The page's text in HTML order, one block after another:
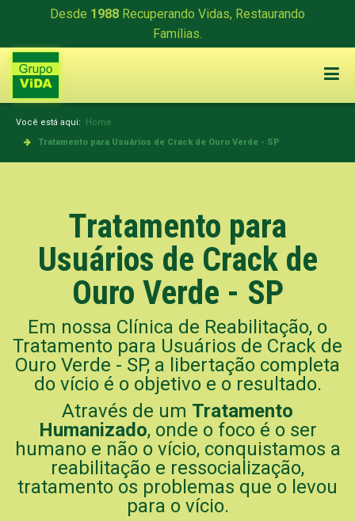
Desde 1988 Recuperando Vidas, Restaurando
Famílias.
Você está aqui: Home
Tratamento para Usuários de Crack de Ouro Verde - SP
Tratamento para
Usuários de Crack de
Ouro Verde - SP
Em nossa Clínica de Reabilitação, o
Tratamento para Usuários de Crack de
Ouro Verde - SP, a libertação completa
do vício é o objetivo e o resultado.
Através de um Tratamento
Humanizado, onde o foco é o ser
humano e não o vício, conquistamos a
reabilitação e ressocialização,
tratamento os problemas que o levou
para o vício.